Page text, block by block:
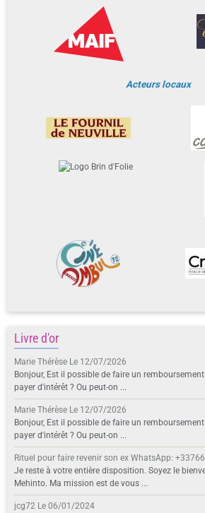
Acteurs locaux
Livre d'or
Marie Thérèse Le 12/07/2026
Bonjour, Est il possible de faire un
payer d'intérêt ? Ou peut-on ...
Marie Thérèse Le 12/07/2026
Bonjour, Est il possible de faire un
payer d'intérêt ? Ou peut-on ...
Rituel pour faire revenir son ex WhatsApp:
Je reste à votre entière disposition. Soyez le
Mehinto. Ma mission est de vous ...
jcg72 Le 06/01/2024